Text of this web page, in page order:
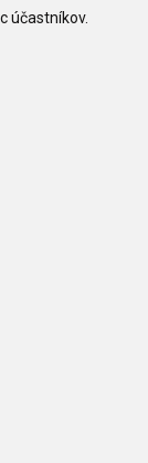
účastníkov.